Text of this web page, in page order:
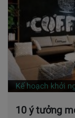
Kế hoạch khởi
10 ý tưởng